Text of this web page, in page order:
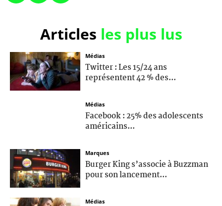
Articles les plus lus
Médias
Twitter : Les 15/24 ans
représentent 42 % des...
Médias
Facebook : 25% des adolescents
américains...
Marques
Burger King s’associe à Buzzman
pour son lancement...
Médias